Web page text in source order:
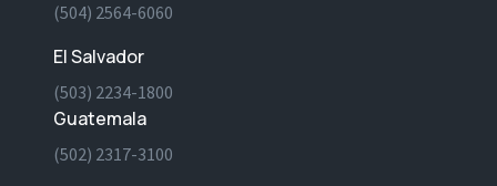
(504) 2564-6060
El Salvador
(503) 2234-1800
Guatemala
(502) 2317-3100